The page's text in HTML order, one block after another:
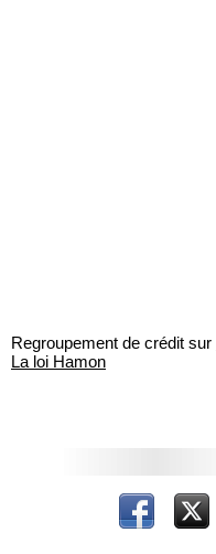
Regroupement de crédit sur
La loi Hamon